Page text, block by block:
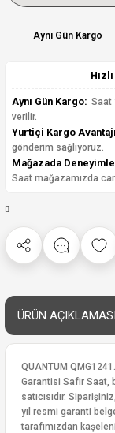
Aynı Gün Kargo
Aynı Gün Kargo: Saat
verilir.
Yurtiçi Kargo
gönderim sağlıyoruz.
Mağazada
Saat mağazamızda
ÜRÜN AÇIKLAMASI
QUANTUM
Garantisi Safir Saat,
satıcısıdır.
yıl resmi garanti
tarafımızdan